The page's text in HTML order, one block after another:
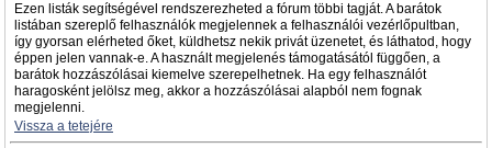
Ezen listák segítségével rendszerezheted a fórum többi tagját. A barátok
listában szereplő felhasználók megjelennek a felhasználói vezérlőpultban,
így gyorsan elérheted őket, küldhetsz nekik privát üzenetet, és láthatod, hogy
éppen jelen vannak-e. A használt megjelenés támogatásától függően, a
barátok hozzászólásai kiemelve szerepelhetnek. Ha egy felhasználót
haragosként jelölsz meg, akkor a hozzászólásai alapból nem fognak
megjelenni.
Vissza a tetejére